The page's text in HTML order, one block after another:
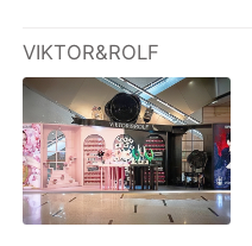
VIKTOR&ROLF